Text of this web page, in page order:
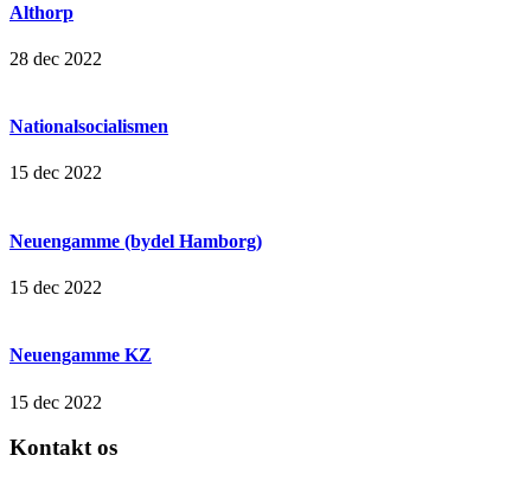
Althorp
28 dec 2022
Nationalsocialismen
15 dec 2022
Neuengamme (bydel Hamborg)
15 dec 2022
Neuengamme KZ
15 dec 2022
Kontakt os